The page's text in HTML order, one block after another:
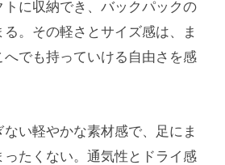
トに収納でき、バックパックの
。その軽さとサイズ感は、ま
へでも持っていける自由さを感
い軽やかな素材感で、足にま
ったくない。通気性とドライ感